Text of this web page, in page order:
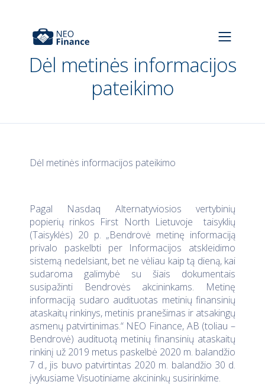
Dėl metinės informacijos
pateikimo
Dėl metinės informacijos pateikimo
Pagal Nasdaq Alternatyviosios vertybinių
popierių rinkos First North Lietuvoje taisyklių
(Taisyklės) 20 p. „Bendrovė metinę informaciją
privalo paskelbti per Informacijos atskleidimo
sistemą nedelsiant, bet ne vėliau kaip tą dieną, kai
sudaroma galimybė su šiais dokumentais
susipažinti Bendrovės akcininkams. Metinę
informaciją sudaro audituotas metinių finansinių
ataskaitų rinkinys, metinis pranešimas ir atsakingų
asmenų patvirtinimas.“ NEO Finance, AB (toliau –
Bendrovė) audituotą metinių finansinių ataskaitų
rinkinį už 2019 metus paskelbė 2020 m. balandžio
7 d., jis buvo patvirtintas 2020 m. balandžio 30 d.
įvykusiame Visuotiniame akcininkų susirinkime.